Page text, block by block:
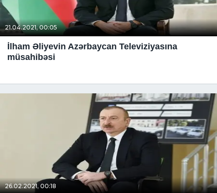
21.04.2021, 00:05
İlham Əliyevin Azərbaycan Televiziyasına
müsahibəsi
26.02.2021, 00:18